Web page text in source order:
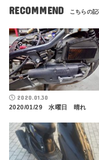
RECOMMEND
2020.01.30
2020/01/29 水曜日 晴れ